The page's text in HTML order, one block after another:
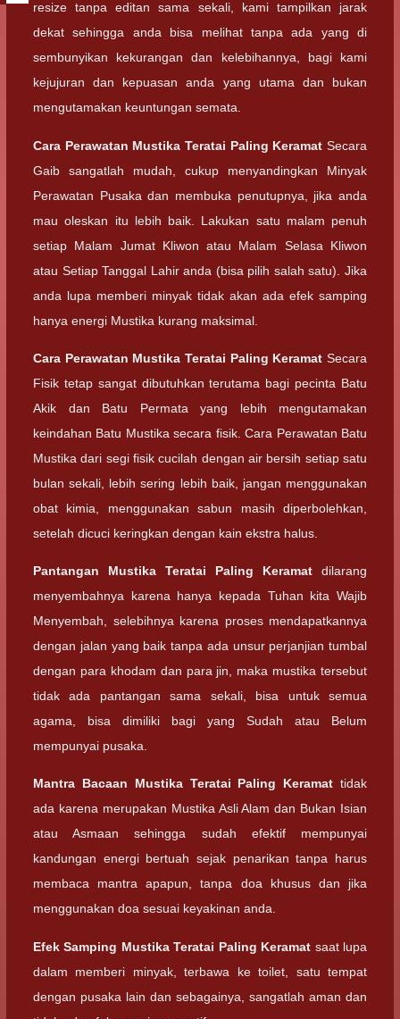
resize tanpa editan sama sekali, kami tampilkan jarak
dekat sehingga anda bisa melihat tanpa ada yang di
sembunyikan kekurangan dan kelebihannya, bagi kami
kejujuran dan kepuasan anda yang utama dan bukan
mengutamakan keuntungan semata.
Cara Perawatan Mustika Teratai Paling Keramat Secara
Gaib sangatlah mudah, cukup menyandingkan Minyak
Perawatan Pusaka dan membuka penutupnya, jika anda
mau oleskan itu lebih baik. Lakukan satu malam penuh
setiap Malam Jumat Kliwon atau Malam Selasa Kliwon
atau Setiap Tanggal Lahir anda (bisa pilih salah satu). Jika
anda lupa memberi minyak tidak akan ada efek samping
hanya energi Mustika kurang maksimal.
Cara Perawatan Mustika Teratai Paling Keramat Secara
Fisik tetap sangat dibutuhkan terutama bagi pecinta Batu
Akik dan Batu Permata yang lebih mengutamakan
keindahan Batu Mustika secara fisik. Cara Perawatan Batu
Mustika dari segi fisik cucilah dengan air bersih setiap satu
bulan sekali, lebih sering lebih baik, jangan menggunakan
obat kimia, menggunakan sabun masih diperbolehkan,
setelah dicuci keringkan dengan kain ekstra halus.
Pantangan Mustika Teratai Paling Keramat dilarang
menyembahnya karena hanya kepada Tuhan kita Wajib
Menyembah, selebihnya karena proses mendapatkannya
dengan jalan yang baik tanpa ada unsur perjanjian tumbal
dengan para khodam dan para jin, maka mustika tersebut
tidak ada pantangan sama sekali, bisa untuk semua
agama, bisa dimiliki bagi yang Sudah atau Belum
mempunyai pusaka.
Mantra Bacaan Mustika Teratai Paling Keramat tidak
ada karena merupakan Mustika Asli Alam dan Bukan Isian
atau Asmaan sehingga sudah efektif mempunyai
kandungan energi bertuah sejak penarikan tanpa harus
membaca mantra apapun, tanpa doa khusus dan jika
menggunakan doa sesuai keyakinan anda.
Efek Samping Mustika Teratai Paling Keramat saat lupa
dalam memberi minyak, terbawa ke toilet, satu tempat
dengan pusaka lain dan sebagainya, sangatlah aman dan